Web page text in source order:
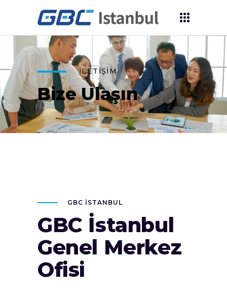
İLETİŞİM
Bize Ulaşın
GBC İSTANBUL
GBC İstanbul
Genel Merkez
Ofisi